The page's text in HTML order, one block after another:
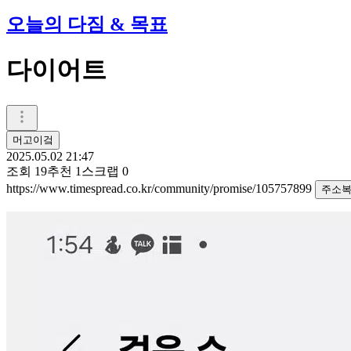
오늘의 다짐 & 목표
다이어트
머고이겈
2025.05.02 21:47
조회 19추천 1 스크랩 0
https://www.timespread.co.kr/community/promise/105757899
주소